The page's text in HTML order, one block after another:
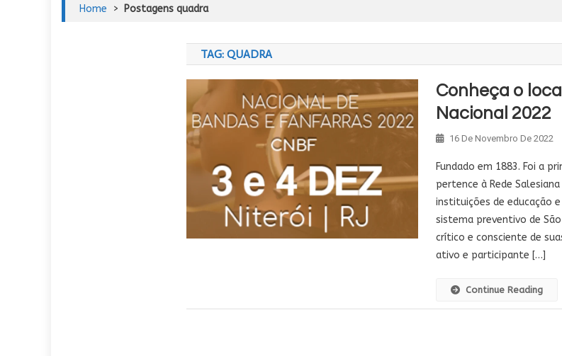
Home > Postagens quadra
TAG: QUADRA
Conheça o
Nacional 2022
16 De Novembro De 2022
Fundado em 1883. Foi a
pertence à Rede
instituições de educação
sistema preventivo de
crítico e consciente de
ativo e participante […]
Continue Reading